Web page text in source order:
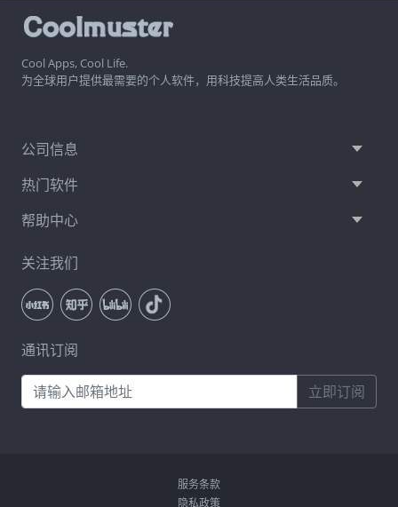
Cool Apps, Cool Life.
为全球用户提供最需要的个人软件，用科技提高人类生活品质。
公司信息
热门软件
帮助中心
关注我们
通讯订阅
立即订阅
服务条款
隐私政策